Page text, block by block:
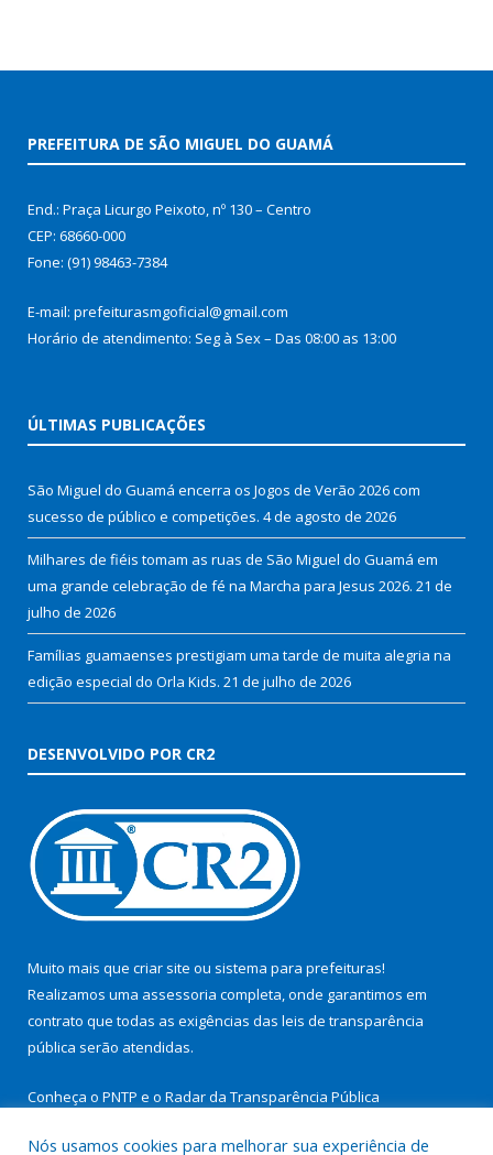
PREFEITURA DE SÃO MIGUEL DO GUAMÁ
End.: Praça Licurgo Peixoto, nº 130 – Centro
CEP: 68660-000
Fone: (91) 98463-7384
E-mail: prefeiturasmgoficial@gmail.com
Horário de atendimento: Seg à Sex – Das 08:00 as 13:00
ÚLTIMAS PUBLICAÇÕES
São Miguel do Guamá encerra os Jogos de Verão 2026 com
sucesso de público e competições. 4 de agosto de 2026
Milhares de fiéis tomam as ruas de São Miguel do Guamá em
uma grande celebração de fé na Marcha para Jesus 2026. 21 de
julho de 2026
Famílias guamaenses prestigiam uma tarde de muita alegria na
edição especial do Orla Kids. 21 de julho de 2026
DESENVOLVIDO POR CR2
Muito mais que criar site ou sistema para prefeituras!
Realizamos uma assessoria completa, onde garantimos em
contrato que todas as exigências das leis de transparência
pública serão atendidas.
Conheça o PNTP e o Radar da Transparência Pública
Nós usamos cookies para melhorar sua experiência de